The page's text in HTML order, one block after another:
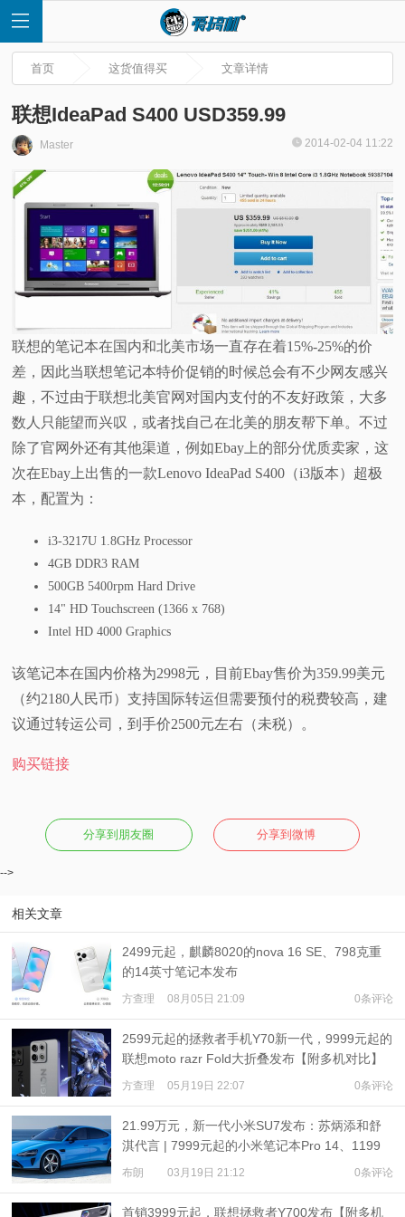
页
讯
评
测
频
专
首页 这货值得买 文章详情
联想IdeaPad S400 USD359.99
Master 2014-02-04 11:22
联想的笔记本在国内和北美市场一直存在着15%-25%的价
差，因此当联想笔记本特价促销的时候总会有不少网友感兴
趣，不过由于联想北美官网对国内支付的不友好政策，大多
数人只能望而兴叹，或者找自己在北美的朋友帮下单。不过
除了官网外还有其他渠道，例如Ebay上的部分优质卖家，这
次在Ebay上出售的一款Lenovo IdeaPad S400（i3版本）超极
本，配置为：
i3-3217U 1.8GHz Processor
4GB DDR3 RAM
500GB 5400rpm Hard Drive
14" HD Touchscreen (1366 x 768)
Intel HD 4000 Graphics
该笔记本在国内价格为2998元，目前Ebay售价为359.99美元
（约2180人民币）支持国际转运但需要预付的税费较高，建
议通过转运公司，到手价2500元左右（未税）。
购买链接
分享到朋友圈 分享到微博
-->
相关文章
2499元起，麒麟8020的nova 16 SE、798克重
的14英寸笔记本发布
方查理 08月05日 21:09 0条评论
2599元起的拯救者手机Y70新一代，9999元起的
联想moto razr Fold大折叠发布【附多机对比】
方查理 05月19日 22:07 0条评论
21.99万元，新一代小米SU7发布：苏炳添和舒
淇代言 | 7999元起的小米笔记本Pro 14、1199
元起的小米Watch S5发布
布朗 03月19日 21:12 0条评论
首销3999元起，联想拯救者Y700发布【附多机